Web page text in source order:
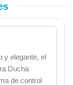
y elegante, el
Ducha
de control